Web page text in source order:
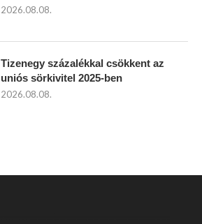
2026.08.08.
Tizenegy százalékkal csökkent az
uniós sörkivitel 2025-ben
2026.08.08.